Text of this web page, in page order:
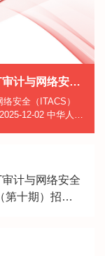
北京国家会计学院——美国天普大学IT审计与网络安全（ITACS）硕士学位教育项目2026级（第十期）招生简章
安全（ITACS）
计与网络安全
第十期）招生